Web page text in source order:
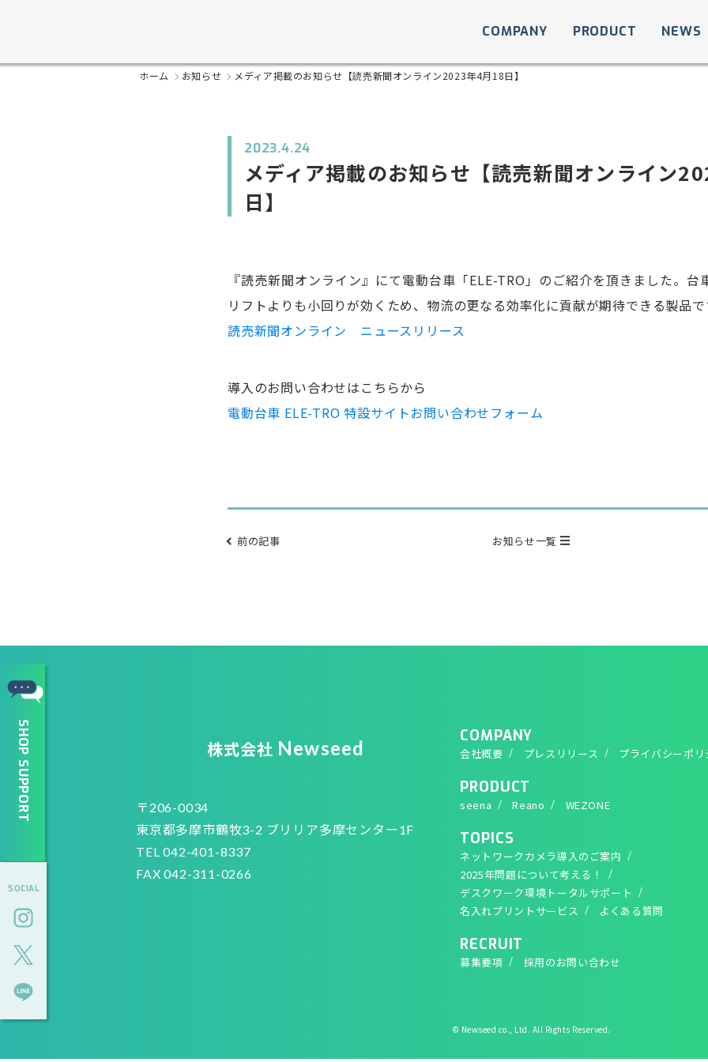
COMPANY PRODUCT NEWS
SHOP SUPPORT
SOCIAL
ホーム お知らせ メディア掲載のお知らせ【読売新聞オンライン2023年4月18日】
2023.4.24
メディア掲載のお知らせ【読売新聞オンライン
日】
『読売新聞オンライン』にて電動台車「ELE-TRO」のご紹介を頂きました。
リフトよりも小回りが効くため、物流の更なる効率化に貢献が期待できる製品で
読売新聞オンライン ニュースリリース
導入のお問い合わせはこちらから
電動台車 ELE-TRO 特設サイトお問い合わせフォーム
前の記事 お知らせ一覧
株式会社 Newseed
〒206-0034
東京都多摩市鶴牧3-2 ブリリア多摩センター1F
TEL 042-401-8337
FAX 042-311-0266
COMPANY
会社概要 プレスリリース プライバシーポ
PRODUCT
seena Reano WEZONE
TOPICS
ネットワークカメラ導入のご案内
2025年問題について考える！
デスクワーク環境トータルサポート
名入れプリントサービス
よくある質問
RECRUIT
募集要項 採用のお問い合わせ
© Newseed co., Ltd. All Rights Reserved.